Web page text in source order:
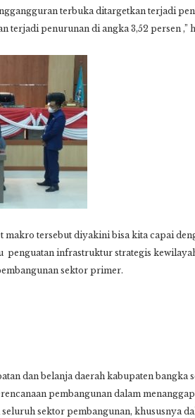
terbuka ditargetkan terjadi
terjadi penurunan di angka 3,52 persen ,”
makro tersebut diyakini bisa kita capai
penguatan infrastruktur strategis
sektor primer.
dan belanja daerah kabupaten bangka
pembangunan dalam
sektor pembangunan, khususnya